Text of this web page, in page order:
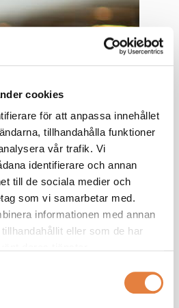
cookies
för att anpassa innehållet
tillhandahålla funktioner
vår trafik. Vi
identifierare och annan
till de sociala medier och
som vi samarbetar med.
informationen med annan
eller som de har